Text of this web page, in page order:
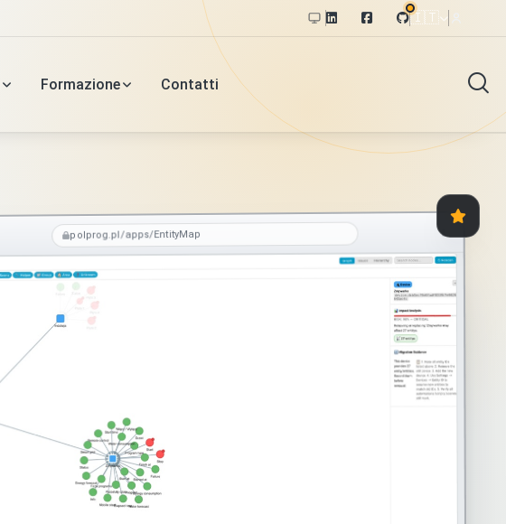
🇮🇹
Formazione Contatti
polprog.pl/apps/EntityMap